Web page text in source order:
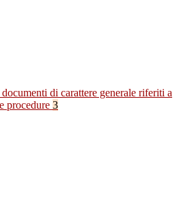
di carattere generale riferiti a
procedure 3